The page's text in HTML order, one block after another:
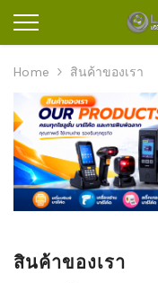
Home สินค้าของเรา
สินค้าของเรา